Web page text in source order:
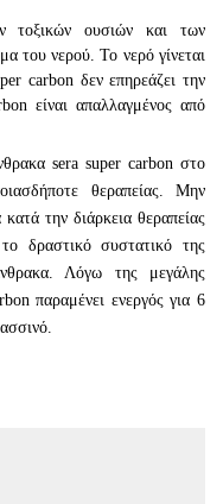
τοξικών ουσιών και των
του νερού. Το νερό γίνεται
carbon δεν επηρεάζει την
είναι απαλλαγμένος από
sera super carbon στο
θεραπείας. Μην
την διάρκεια θεραπείας
δραστικό συστατικό της
Λόγω της μεγάλης
παραμένει ενεργός για 6